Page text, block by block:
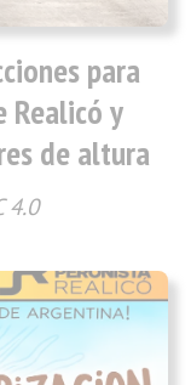
para
Realicó y
de altura
4.0